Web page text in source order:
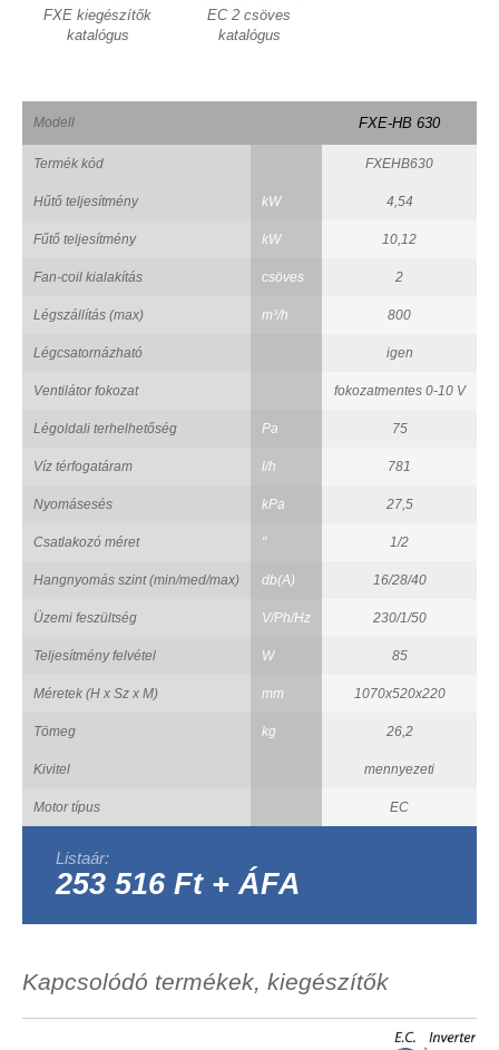
FXE kiegészítők
katalógus
EC 2 csöves
katalógus
Modell FXE-HB 630
Termék kód FXEHB630
Hűtő teljesítmény kW 4,54
Fűtő teljesítmény kW 10,12
Fan-coil kialakítás csöves 2
Légszállítás (max) m³/h 800
Légcsatornázható igen
Ventilátor fokozat fokozatmentes 0-10 V
Légoldali terhelhetőség Pa 75
Víz térfogatáram l/h 781
Nyomásesés kPa 27,5
Csatlakozó méret " 1/2
Hangnyomás szint (min/med/max) db(A) 16/28/40
Üzemi feszültség V/Ph/Hz 230/1/50
Teljesítmény felvétel W 85
Méretek (H x Sz x M) mm 1070x520x220
Tömeg kg 26,2
Kivitel mennyezeti
Motor típus EC
Listaár:
253 516 Ft + ÁFA
Kapcsolódó termékek, kiegészítők